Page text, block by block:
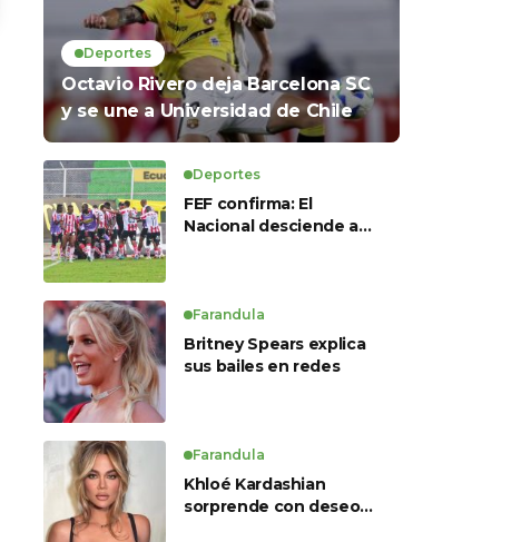
Deportes
Octavio Rivero deja Barcelona SC
y se une a Universidad de Chile
Deportes
FEF confirma: El
Nacional desciende a
ascienden para LigaPro
2026
Farandula
Britney Spears explica
sus bailes en redes
Farandula
Khloé Kardashian
sorprende con deseo